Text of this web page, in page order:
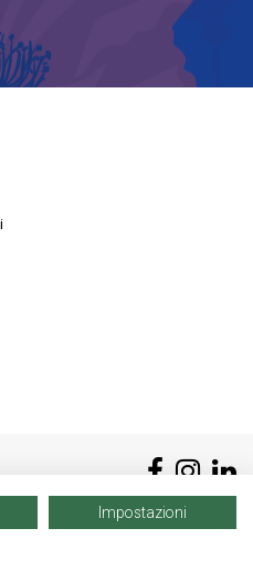
Impostazioni